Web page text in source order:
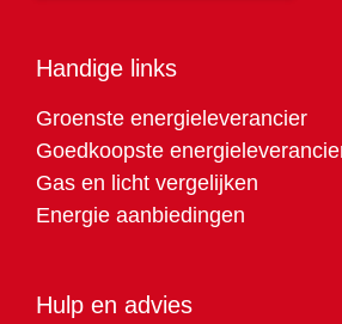
Handige links
Groenste energieleverancier
Goedkoopste
Gas en licht vergelijken
Energie aanbiedingen
Hulp en advies